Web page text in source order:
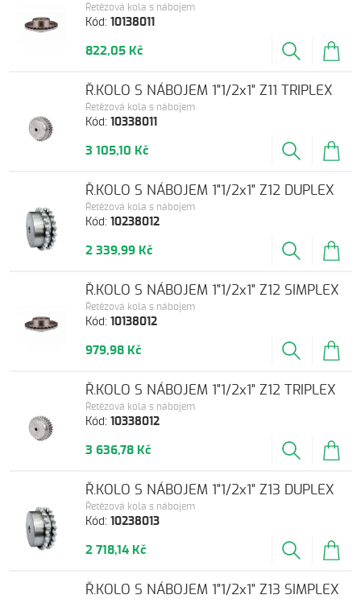
Kód:10138011
Řetězová kola s nábojem
822,05 Kč
Kód:10338011
Řetězová kola s nábojem
Ř.KOLO S NÁBOJEM 1"1/2x1" Z11 TRIPLEX
3 105,10 Kč
Kód:10238012
Řetězová kola s nábojem
Ř.KOLO S NÁBOJEM 1"1/2x1" Z12 DUPLEX
2 339,99 Kč
Kód:10138012
Řetězová kola s nábojem
Ř.KOLO S NÁBOJEM 1"1/2x1" Z12 SIMPLEX
979,98 Kč
Kód:10338012
Řetězová kola s nábojem
Ř.KOLO S NÁBOJEM 1"1/2x1" Z12 TRIPLEX
3 636,78 Kč
Kód:10238013
Řetězová kola s nábojem
Ř.KOLO S NÁBOJEM 1"1/2x1" Z13 DUPLEX
2 718,14 Kč
Ř.KOLO S NÁBOJEM 1"1/2x1" Z13 SIMPLEX